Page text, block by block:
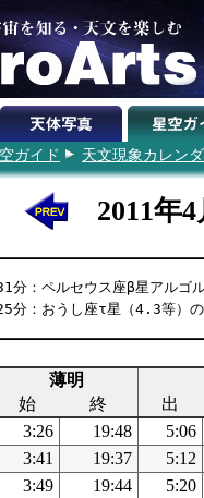
ガイド 天文現象カレン
2011年
分：ペルセウス座β星アルゴ
分：おうし座τ星（4.3等）
薄明
始
終 出
3:26 19:48 5:06
3:41 19:37 5:12
3:49 19:44 5:20